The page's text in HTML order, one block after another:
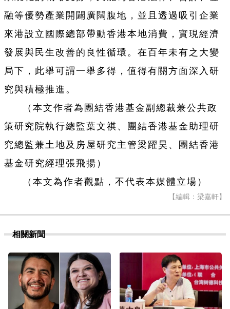
融等優勢產業開闢廣闊腹地，並且透過吸引企業
來港設立國際總部帶動香港本地消費，實現經濟
發展與民生改善的良性循環。在百年未有之大變
局下，此舉可謂一舉多得，值得有關方面深入研
究與積極推進。
（本文作者為團結香港基金副總裁兼公共政
策研究院執行總監葉文祺、團結香港基金助理研
究總監兼土地及房屋研究主管梁躍昊、團結香港
基金研究經理張飛揚）
（本文為作者觀點，不代表本媒體立場）
【編輯：梁嘉軒】
相關新聞